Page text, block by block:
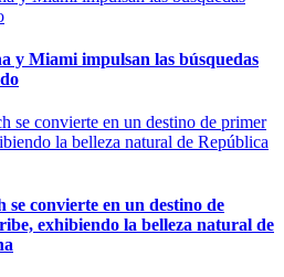
y Miami impulsan las búsquedas
se convierte en un destino de
exhibiendo la belleza natural de